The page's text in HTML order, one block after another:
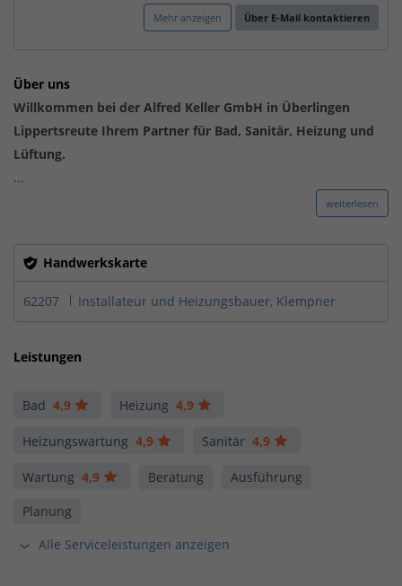
Mehr anzeigen Über E-Mail kontaktieren
Über uns
Willkommen bei der Alfred Keller GmbH in Überlingen
Lippertsreute Ihrem Partner für Bad, Sanitär, Heizung und
Lüftung.
...
weiterlesen
Handwerkskarte
62207 Installateur und Heizungsbauer, Klempner
Leistungen
Bad 4,9 Heizung 4,9
Heizungswartung 4,9 Sanitär 4,9
Wartung 4,9 Beratung
Ausführung
Planung
Alle Serviceleistungen anzeigen